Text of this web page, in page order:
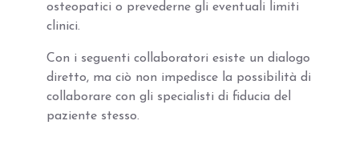
osteopatici o prevederne gli eventuali limiti
clinici.
Con i seguenti collaboratori esiste un dialogo
diretto, ma ciò non impedisce la possibilità di
collaborare con gli specialisti di fiducia del
paziente stesso.